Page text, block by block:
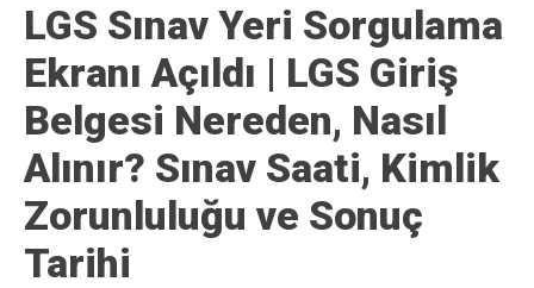
LGS Sınav Yeri Sorgulama
Ekranı Açıldı | LGS Giriş
Belgesi Nereden, Nasıl
Alınır? Sınav Saati, Kimlik
Zorunluluğu ve Sonuç
Tarihi